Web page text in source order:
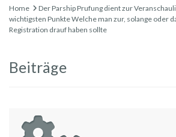
Home
Der Parship Prufung dient zur
wichtigsten Punkte Welche man zur, solange oder
Registration drauf haben sollte
Beiträge